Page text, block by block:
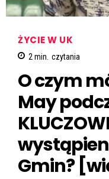
ŻYCIE W UK
2 min. czytania
O czym
May
Gmin?